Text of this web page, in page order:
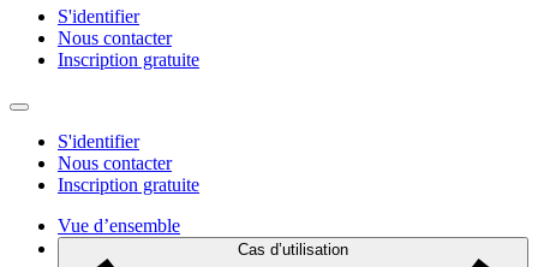
S'identifier
Nous contacter
Inscription gratuite
S'identifier
Nous contacter
Inscription gratuite
Vue d’ensemble
Cas d’utilisation